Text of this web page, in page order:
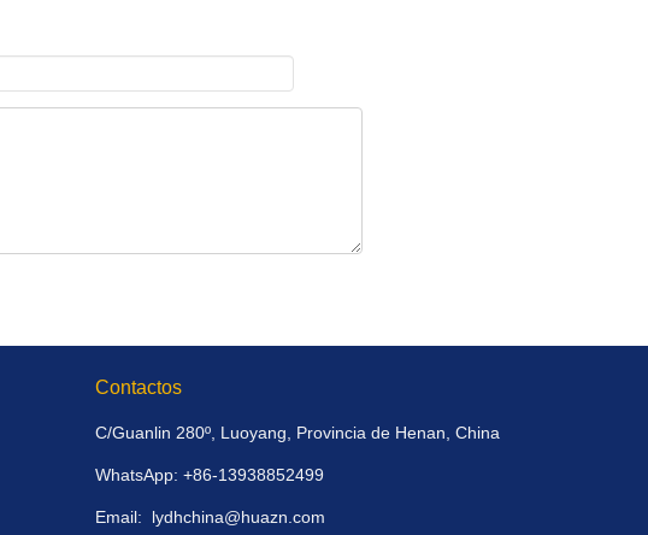
Contactos
C/Guanlin 280º, Luoyang, Provincia de Henan, China
WhatsApp: +86-13938852499
Email: lydhchina@huazn.com